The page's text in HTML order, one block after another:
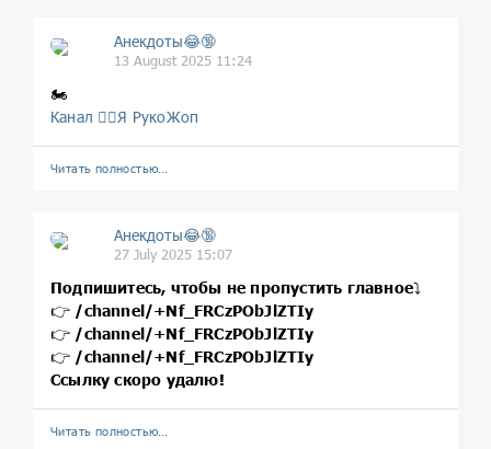
Анекдоты😂🔞
13 August 2025 11:24
🏍️
Канал 🤦‍♂️Я РукоЖоп
Читать полностью…
Анекдоты😂🔞
27 July 2025 15:07
Подпишитесь, чтобы не пропустить главное⤵️
👉 /channel/+Nf_FRCzPObJlZTIy
👉 /channel/+Nf_FRCzPObJlZTIy
👉 /channel/+Nf_FRCzPObJlZTIy
Ссылку скоро удалю!
Читать полностью…